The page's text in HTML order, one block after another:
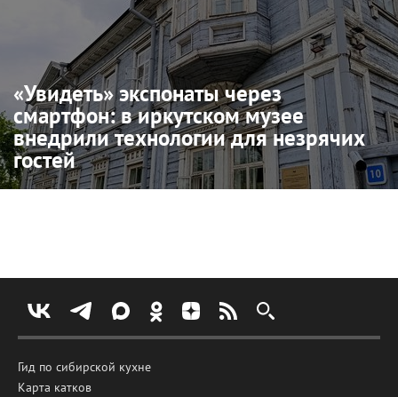
«Увидеть» экспонаты через
смартфон: в иркутском музее
внедрили технологии для незрячих
гостей
Гид по сибирской кухне
Карта катков